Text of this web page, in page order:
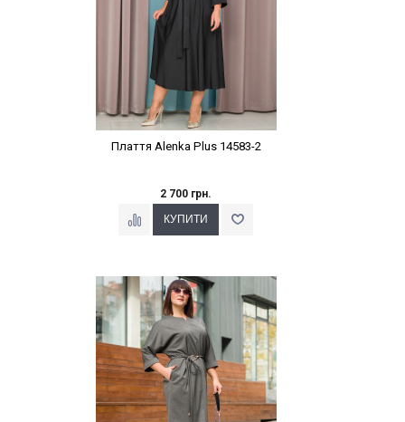
Плаття Alenka Plus 14583-2
2 700 грн.
Наклейки Варіант з %